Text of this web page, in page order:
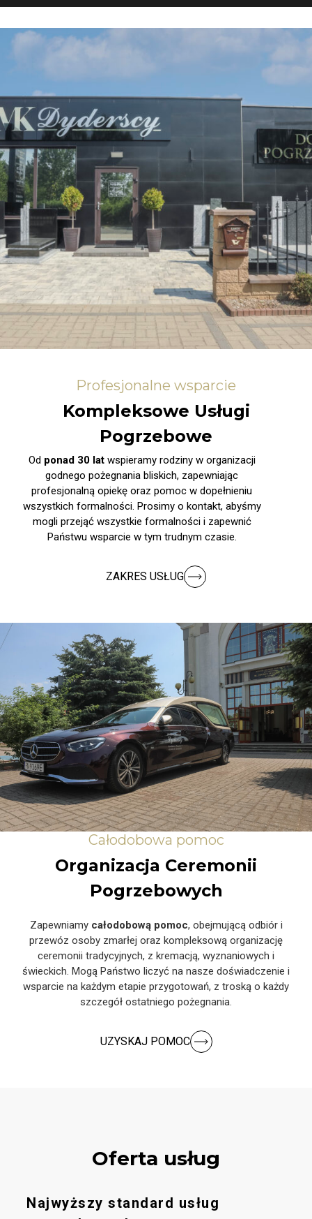
Profesjonalne wsparcie
Kompleksowe Usługi
Pogrzebowe
Od ponad 30 latwspieramy rodziny w organizacji
godnego pożegnania bliskich, zapewniając
profesjonalną opiekę oraz pomoc w dopełnieniu
wszystkich formalności. Prosimy o kontakt, abyśmy
mogli przejąć wszystkie formalności i zapewnić
Państwu wsparcie w tym trudnym czasie.
ZAKRES USŁUG
Całodobowa pomoc
Organizacja Ceremonii
Pogrzebowych
Zapewniamy całodobową pomoc, obejmującą odbiór i
przewóz osoby zmarłej oraz kompleksową organizację
ceremonii tradycyjnych, z kremacją, wyznaniowych i
świeckich. Mogą Państwo liczyć na nasze doświadczenie i
wsparcie na każdym etapie przygotowań, z troską o każdy
szczegół ostatniego pożegnania.
UZYSKAJ POMOC
Oferta usług
Najwyższy standard usług